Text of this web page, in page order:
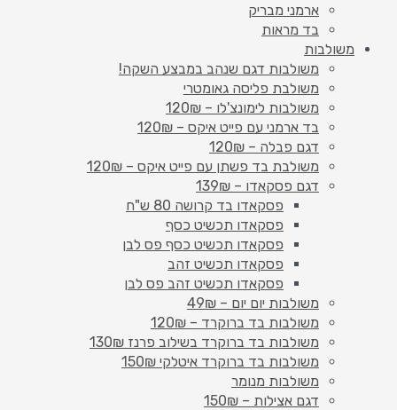
ארמני מבריק
בד מראות
משולבות
משולבות דגם שנהב במבצע השקה!
משולבת פליסה גאומטרי
משולבות לימונצ'לו – 120₪
בד ארמני עם פייט איקס – 120₪
דגם פבלה – 120₪
משולבת בד פשתן עם פייט איקס – 120₪
דגם פסקאדו – 139₪
פסקאדו בד קרושה 80 ש"ח
פסקאדו תכשיט כסף
פסקאדו תכשיט כסף פס לבן
פסקאדו תכשיט זהב
פסקאדו תכשיט זהב פס לבן
משולבות יום יום – 49₪
משולבות בד ברוקרד – 120₪
משולבות בד ברוקרד בשילוב פרנז 130₪
משולבות בד ברוקרד איטלקי 150₪
משולבות מנומר
דגם אצילות – 150₪